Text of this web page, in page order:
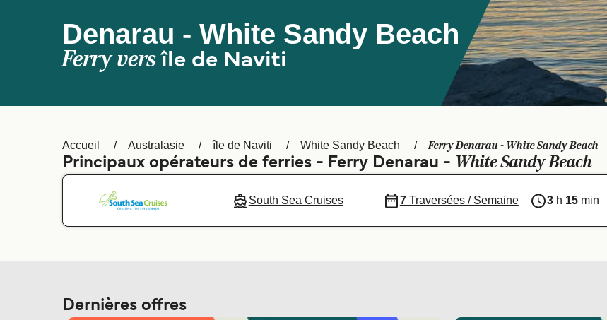
Denarau - White Sandy Beach
Ferry versîle de Naviti
Accueil Australasie île de Naviti White Sandy Beach Ferry Denarau - White Sandy Beach
Principaux opérateurs de ferries - Ferry Denarau - White Sandy Beach
South Sea Cruises 7Traversées / Semaine 3h 15min
Dernières offres